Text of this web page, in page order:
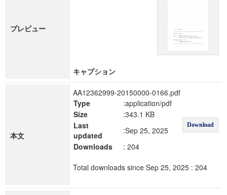
プレビュー
キャプション
本文
AA12362999-20150000-0166.pdf
Type
:application/pdf
Download
Size
:343.1 KB
Last
updated
:Sep 25, 2025
Downloads
: 204
Total downloads since Sep 25, 2025 : 204